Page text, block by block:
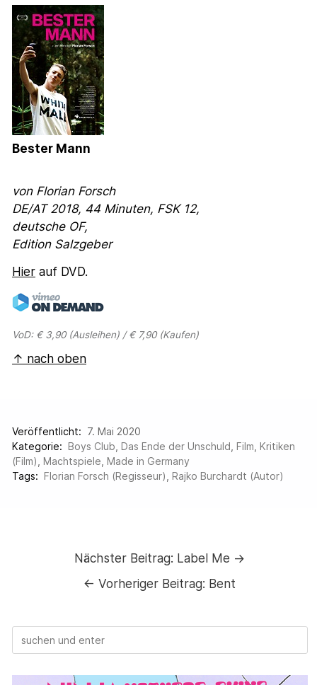
Bester Mann
von Florian Forsch
DE/AT 2018, 44 Minuten, FSK 12,
deutsche OF,
Edition Salzgeber
Hier auf DVD.
VoD: € 3,90 (Ausleihen) / € 7,90 (Kaufen)
↑ nach oben
Veröffentlicht: 7. Mai 2020
Kategorie: Boys Club ,Das Ende der Unschuld ,Film ,Kritiken
(Film) ,Machtspiele ,Made in Germany
Tags: Florian Forsch (Regisseur) ,Rajko Burchardt (Autor)
Nächster Beitrag: Label Me →
←Vorheriger Beitrag: Bent